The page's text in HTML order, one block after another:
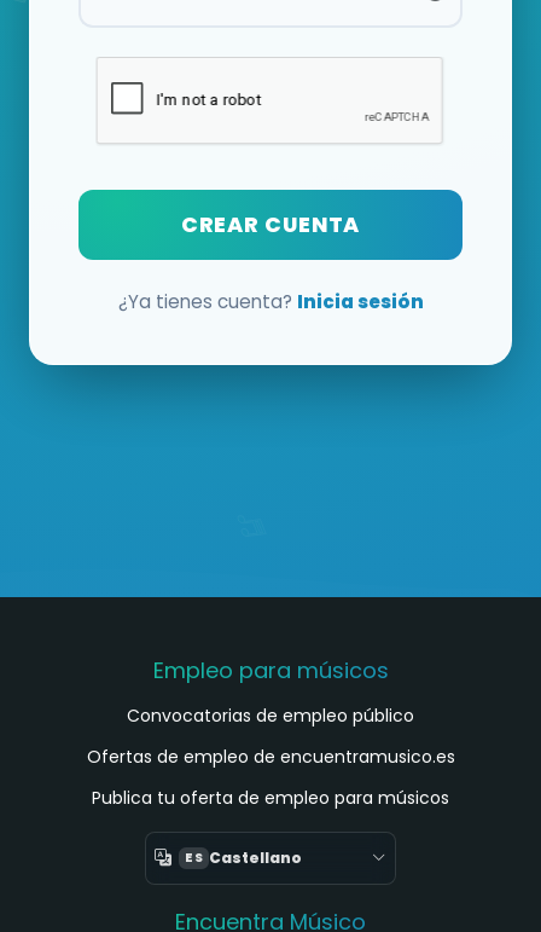
CREAR CUENTA
¿Ya tienes cuenta? Inicia sesión
Empleo para músicos
Convocatorias de empleo público
Ofertas de empleo de encuentramusico.es
Publica tu oferta de empleo para músicos
ES Castellano
Encuentra Músico